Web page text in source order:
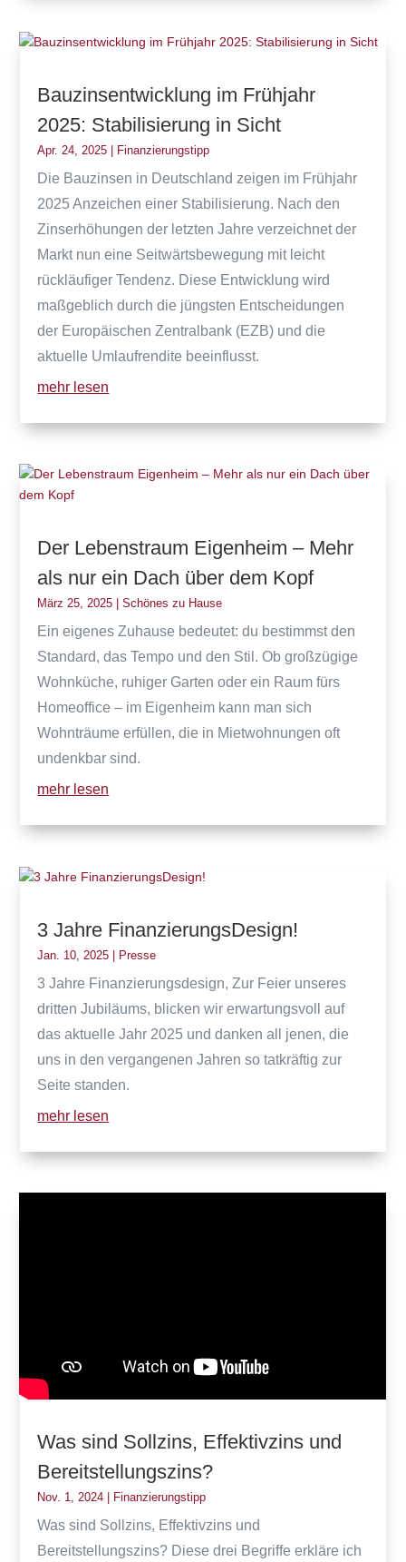
Bauzinsentwicklung im Frühjahr
2025: Stabilisierung in Sicht
Apr. 24, 2025 Finanzierungstipp
Die Bauzinsen in Deutschland zeigen im Frühjahr
2025 Anzeichen einer Stabilisierung. Nach den
Zinserhöhungen der letzten Jahre verzeichnet der
Markt nun eine Seitwärtsbewegung mit leicht
rückläufiger Tendenz. Diese Entwicklung wird
maßgeblich durch die jüngsten Entscheidungen
der Europäischen Zentralbank (EZB) und die
aktuelle Umlaufrendite beeinflusst.​
mehr lesen
Der Lebenstraum Eigenheim – Mehr
als nur ein Dach über dem Kopf
März 25, 2025 |Schönes zu Hause
Ein eigenes Zuhause bedeutet: du bestimmst den
Standard, das Tempo und den Stil. Ob großzügige
Wohnküche, ruhiger Garten oder ein Raum fürs
Homeoffice – im Eigenheim kann man sich
Wohnträume erfüllen, die in Mietwohnungen oft
undenkbar sind.
mehr lesen
3 Jahre FinanzierungsDesign!
Jan. 10, 2025 | Presse
3 Jahre Finanzierungsdesign, Zur Feier unseres
dritten Jubiläums, blicken wir erwartungsvoll auf
das aktuelle Jahr 2025 und danken all jenen, die
uns in den vergangenen Jahren so tatkräftig zur
Seite standen.
mehr lesen
Was sind Sollzins, Effektivzins und
Bereitstellungszins?
Nov. 1, 2024 Finanzierungstipp
Was sind Sollzins, Effektivzins und
Bereitstellungszins? Diese drei Begriffe erkläre ich